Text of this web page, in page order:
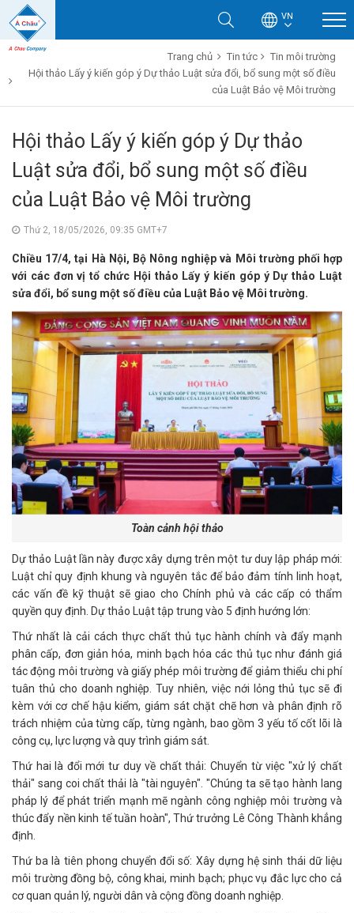
VN
Trang chủ Tin tức
Tin môi trường
Hội thảo Lấy ý kiến góp ý Dự thảo Luật sửa đổi, bổ sung một số điều
của Luật Bảo vệ Môi trường
Hội thảo Lấy ý kiến góp ý Dự thảo
Luật sửa đổi, bổ sung một số điều
của Luật Bảo vệ Môi trường
Thứ 2, 18/05/2026, 09:35 GMT+7
Chiều 17/4, tại Hà Nội, Bộ Nông nghiệp và Môi trường phối hợp
với các đơn vị tổ chức Hội thảo Lấy ý kiến góp ý Dự thảo Luật
sửa đổi, bổ sung một số điều của Luật Bảo vệ Môi trường.
Toàn cảnh hội thảo
Dự thảo Luật lần này được xây dựng trên một tư duy lập pháp mới:
Luật chỉ quy định khung và nguyên tắc để bảo đảm tính linh hoạt,
các vấn đề kỹ thuật sẽ giao cho Chính phủ và các cấp có thẩm
quyền quy định. Dự thảo Luật tập trung vào 5 định hướng lớn:
Thứ nhất là cải cách thực chất thủ tục hành chính và đẩy mạnh
phân cấp, đơn giản hóa, minh bạch hóa các thủ tục như đánh giá
tác động môi trường và giấy phép môi trường để giảm thiểu chi phí
tuân thủ cho doanh nghiệp. Tuy nhiên, việc nới lỏng thủ tục sẽ đi
kèm với cơ chế hậu kiểm, giám sát chặt chẽ hơn và phân định rõ
trách nhiệm của từng cấp, từng ngành, bao gồm 3 yếu tố cốt lõi là
công cụ, lực lượng và quy trình giám sát.
Thứ hai là đổi mới tư duy về chất thải: Chuyển từ việc "xử lý chất
thải" sang coi chất thải là "tài nguyên". "Chúng ta sẽ tạo hành lang
pháp lý để phát triển mạnh mẽ ngành công nghiệp môi trường và
thúc đẩy nền kinh tế tuần hoàn", Thứ trưởng Lê Công Thành khẳng
định.
Thứ ba là tiên phong chuyển đổi số: Xây dựng hệ sinh thái dữ liệu
môi trường đồng bộ, công khai, minh bạch; phục vụ đắc lực cho cả
cơ quan quản lý, người dân và cộng đồng doanh nghiệp.